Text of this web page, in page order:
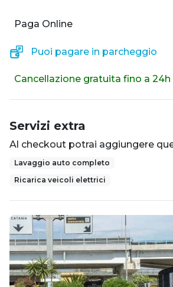
Paga Online
Puoi pagare in parcheggio
Cancellazione gratuita fino a
Servizi extra
Al checkout potrai aggiungere
Lavaggio auto completo
Ricarica veicoli elettrici